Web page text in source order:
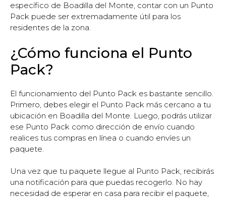
específico de Boadilla del Monte, contar con un Punto
Pack puede ser extremadamente útil para los
residentes de la zona.
¿Cómo funciona el Punto
Pack?
El funcionamiento del Punto Pack es bastante sencillo.
Primero, debes elegir el Punto Pack más cercano a tu
ubicación en Boadilla del Monte. Luego, podrás utilizar
ese Punto Pack como dirección de envío cuando
realices tus compras en línea o cuando envíes un
paquete.
Una vez que tu paquete llegue al Punto Pack, recibirás
una notificación para que puedas recogerlo. No hay
necesidad de esperar en casa para recibir el paquete,